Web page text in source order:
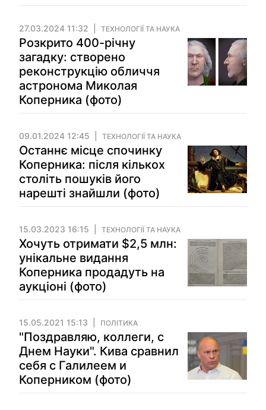
27.03.2024 11:32 ТЕХНОЛОГІЇ ТА НАУКА
Розкрито 400-річну
загадку: створено
реконструкцію обличчя
астронома Миколая
Коперника (фото)
09.01.2024 12:45 ТЕХНОЛОГІЇ ТА НАУКА
Останнє місце спочинку
Коперника: після кількох
століть пошуків його
нарешті знайшли (фото)
15.03.2023 16:15 ТЕХНОЛОГІЇ ТА НАУКА
Хочуть отримати $2,5 млн:
унікальне видання
Коперника продадуть на
аукціоні (фото)
15.05.2021 15:13 ПОЛІТИКА
"Поздравляю, коллеги, с
Днем Науки". Кива сравнил
себя с Галилеем и
Коперником (фото)